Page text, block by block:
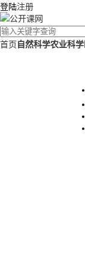
登陆注册
首页自然科学农业科学